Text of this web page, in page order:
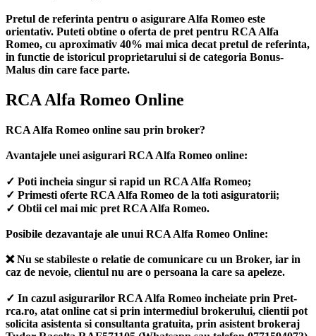
Pretul de referinta pentru o asigurare Alfa Romeo este
orientativ. Puteti obtine o oferta de pret pentru RCA Alfa
Romeo, cu aproximativ 40% mai mica decat pretul de referinta,
in functie de istoricul proprietarului si de categoria Bonus-
Malus din care face parte.
RCA Alfa Romeo Online
RCA Alfa Romeo online sau prin broker?
Avantajele unei asigurari RCA Alfa Romeo online:
✓ Poti incheia singur si rapid un RCA Alfa Romeo;
✓ Primesti oferte RCA Alfa Romeo de la toti asiguratorii;
✓ Obtii cel mai mic pret RCA Alfa Romeo.
Posibile dezavantaje ale unui RCA Alfa Romeo Online:
❌ Nu se stabileste o relatie de comunicare cu un Broker, iar in
caz de nevoie, clientul nu are o persoana la care sa apeleze.
✓ In cazul asigurarilor RCA Alfa Romeo incheiate prin Pret-
rca.ro, atat online cat si prin intermediul brokerului, clientii pot
solicita asistenta si consultanta gratuita, prin asistent brokeraj